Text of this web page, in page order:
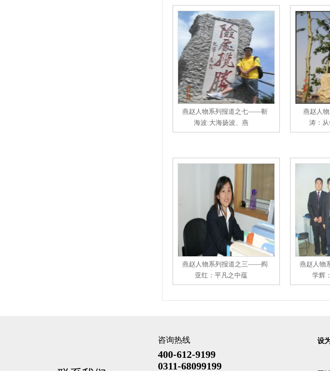
燕赵人物系列报道之七——靳
海波:大海扬波、燕
燕赵人
涛：从
燕赵人物系列报道之三——阎
亚红：平凡之中蕴
燕赵人物
学辉
咨询热线
400-612-9199
0311-68099199
设